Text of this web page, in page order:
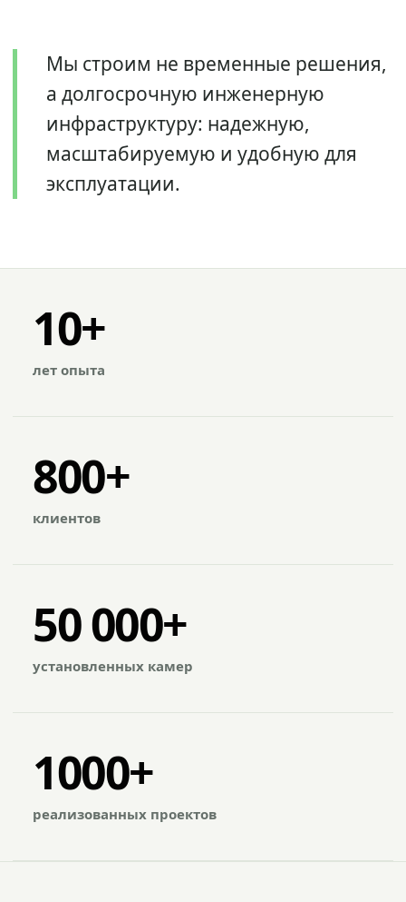
Мы строим не временные решения,
а долгосрочную инженерную
инфраструктуру: надежную,
масштабируемую и удобную для
эксплуатации.
10+
лет опыта
800+
клиентов
50 000+
установленных камер
1000+
реализованных проектов